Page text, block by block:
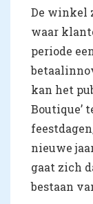
De winkel
waar
periode
kan het
Boutique’
nieuwe
gaat zich
bestaan